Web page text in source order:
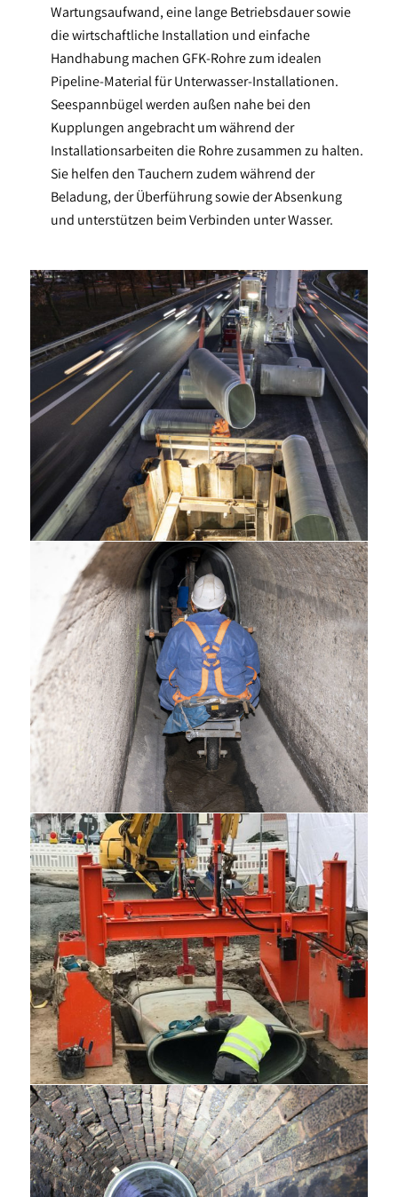
Wartungsaufwand, eine lange Betriebsdauer sowie
die wirtschaftliche Installation und einfache
Handhabung machen GFK-Rohre zum idealen
Pipeline-Material für Unterwasser-Installationen.
Seespannbügel werden außen nahe bei den
Kupplungen angebracht um während der
Installationsarbeiten die Rohre zusammen zu halten.
Sie helfen den Tauchern zudem während der
Beladung, der Überführung sowie der Absenkung
und unterstützen beim Verbinden unter Wasser.